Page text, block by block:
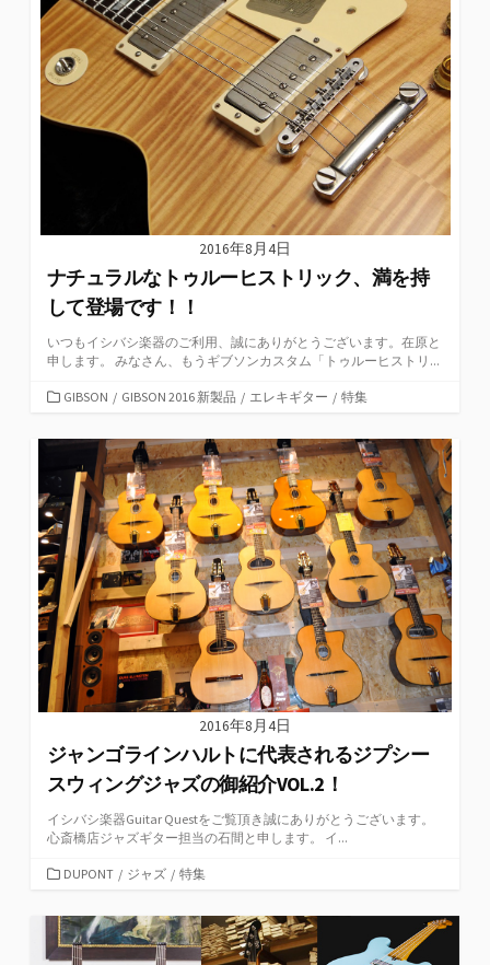
2016年8月4日
ナチュラルなトゥルーヒストリック、満を持
して登場です！！
いつもイシバシ楽器のご利用、誠にありがとうございます。在原と
申します。 みなさん、もうギブソンカスタム「トゥルーヒストリ...
カ
ゴ
ー
GIBSON / GIBSON 2016 新製品 / エレキギター / 特集
2016年8月4日
ジャンゴラインハルトに代表されるジプシー
スウィングジャズの御紹介VOL.2！
イシバシ楽器Guitar Questをご覧頂き誠にありがとうございます。
心斎橋店ジャズギター担当の石間と申します。 イ...
カ
ゴ
リ
ー
DUPONT / ジャズ / 特集